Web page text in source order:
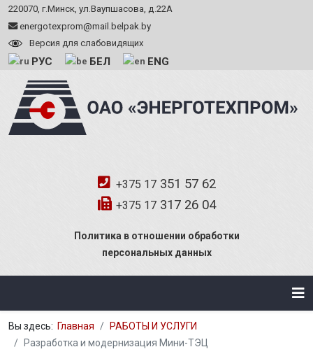
220070, г.Минск, ул.Ваупшасова, д.22А
energotexprom@mail.belpak.by
Версия для слабовидящих
РУС БЕЛ ENG
+375 17 351 57 62
+375 17 317 26 04
Политика в отношении обработки
персональных данных
Вы здесь: Главная
РАБОТЫ И УСЛУГИ
Разработка и модернизация Мини-ТЭЦ